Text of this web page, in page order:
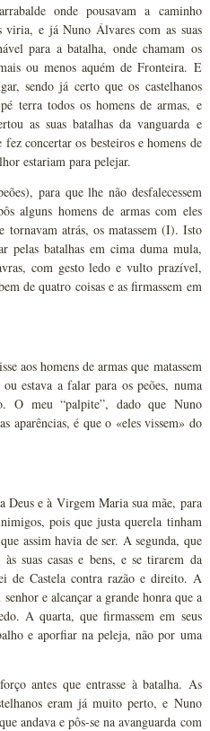
onde pousavam a caminho
e já Nuno Álvares com as suas
para a batalha, onde chamam os
ou menos aquém de Fronteira. E
sendo já certo que os castelhanos
terra todos os homens de armas, e
as suas batalhas da vanguarda e
concertar os besteiros e homens de
estariam para pelejar.
para que lhe não desfalecessem
alguns homens de armas com eles
tornavam atrás, os matassem (I). Isto
pelas batalhas em cima duma mula,
com gesto ledo e vulto prazível,
de quatro coisas e as firmassem em
aos homens de armas que matassem
estava a falar para os peões, numa
O meu “palpite”, dado que Nuno
aparências, é que o «eles vissem» do
Deus e à Virgem Maria sua mãe, para
pois que justa querela tinham
assim havia de ser. A segunda, que
suas casas e bens, e se tirarem da
de Castela contra razão e direito. A
e alcançar a grande honra que a
A quarta, que firmassem em seus
e aporfiar na peleja, não por uma
antes que entrasse à batalha. As
eram já muito perto, e Nuno
andava e pôs-se na avanguarda com